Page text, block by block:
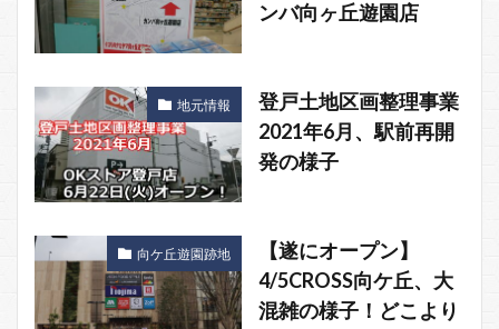
ンバ向ヶ丘遊園店
地元情報
登戸土地区画整理事業
2021年6月、駅前再開
発の様子
向ケ丘遊園跡地
【遂にオープン】
4/5CROSS向ケ丘、大
混雑の様子！どこより